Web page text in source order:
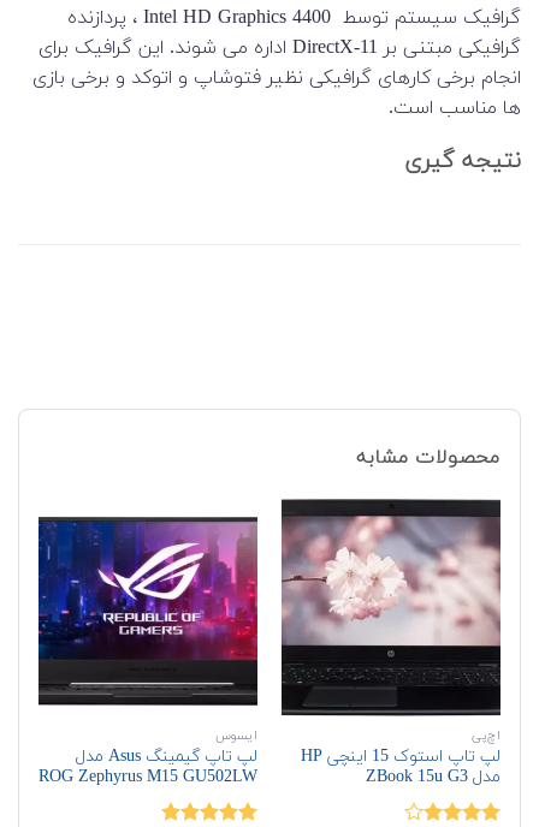
گرافیک سیستم توسط Intel HD Graphics 4400 ، پردازنده
گرافیکی مبتنی بر DirectX-11 اداره می شوند. این گرافیک برای
انجام برخی کارهای گرافیکی نظیر فتوشاپ و اتوکد و برخی بازی
ها مناسب است.
نتیجه گیری
محصولات مشابه
اچ‌پی
لپ تاپ استوک 15 اینچی HP
مدل ZBook 15u G3
ایسوس
لپ تاپ گیمینگ Asus مدل
ROG Zephyrus M15 ‎GU502LW